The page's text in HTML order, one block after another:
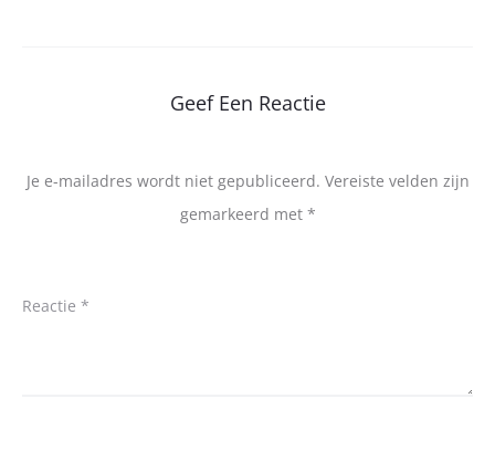
Geef Een Reactie
Je e-mailadres wordt niet gepubliceerd. Vereiste velden zijn
gemarkeerd met *
Reactie *